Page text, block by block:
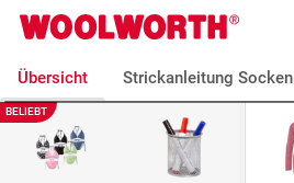
Zum Hauptinhalt
Woolworth GmbH
Übersicht Strickanleitung Socken
BELIEBT